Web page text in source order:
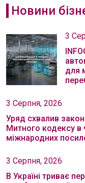
Новини
3
для
3 Серпня, 2026
Уряд схвалив
Митного кодексу в
міжнародних
3 Серпня, 2026
В Україні триває